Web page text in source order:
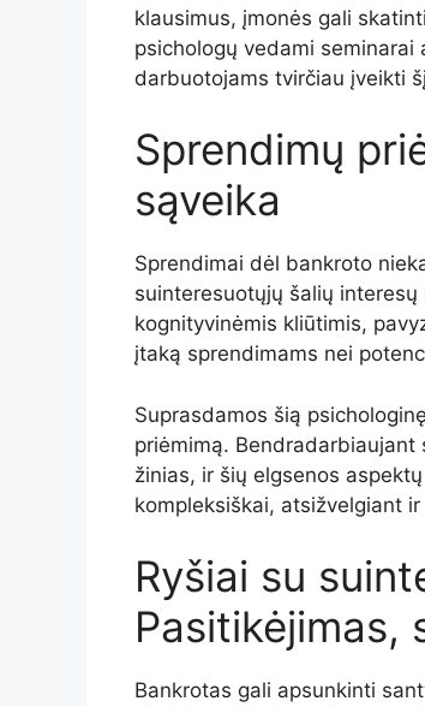
klausimus, įmonės gali
psichologų vedami
darbuotojams tvirčiau įveikti
Sprendimų
sąveika
Sprendimai dėl bankroto
suinteresuotųjų šalių
kognityvinėmis kliūtimis,
įtaką sprendimams nei
Suprasdamos šią
priėmimą.
žinias, ir šių elgsenos
kompleksiškai, atsižvelgiant
Ryšiai su
Pasitikėjimas,
Bankrotas gali apsunkinti